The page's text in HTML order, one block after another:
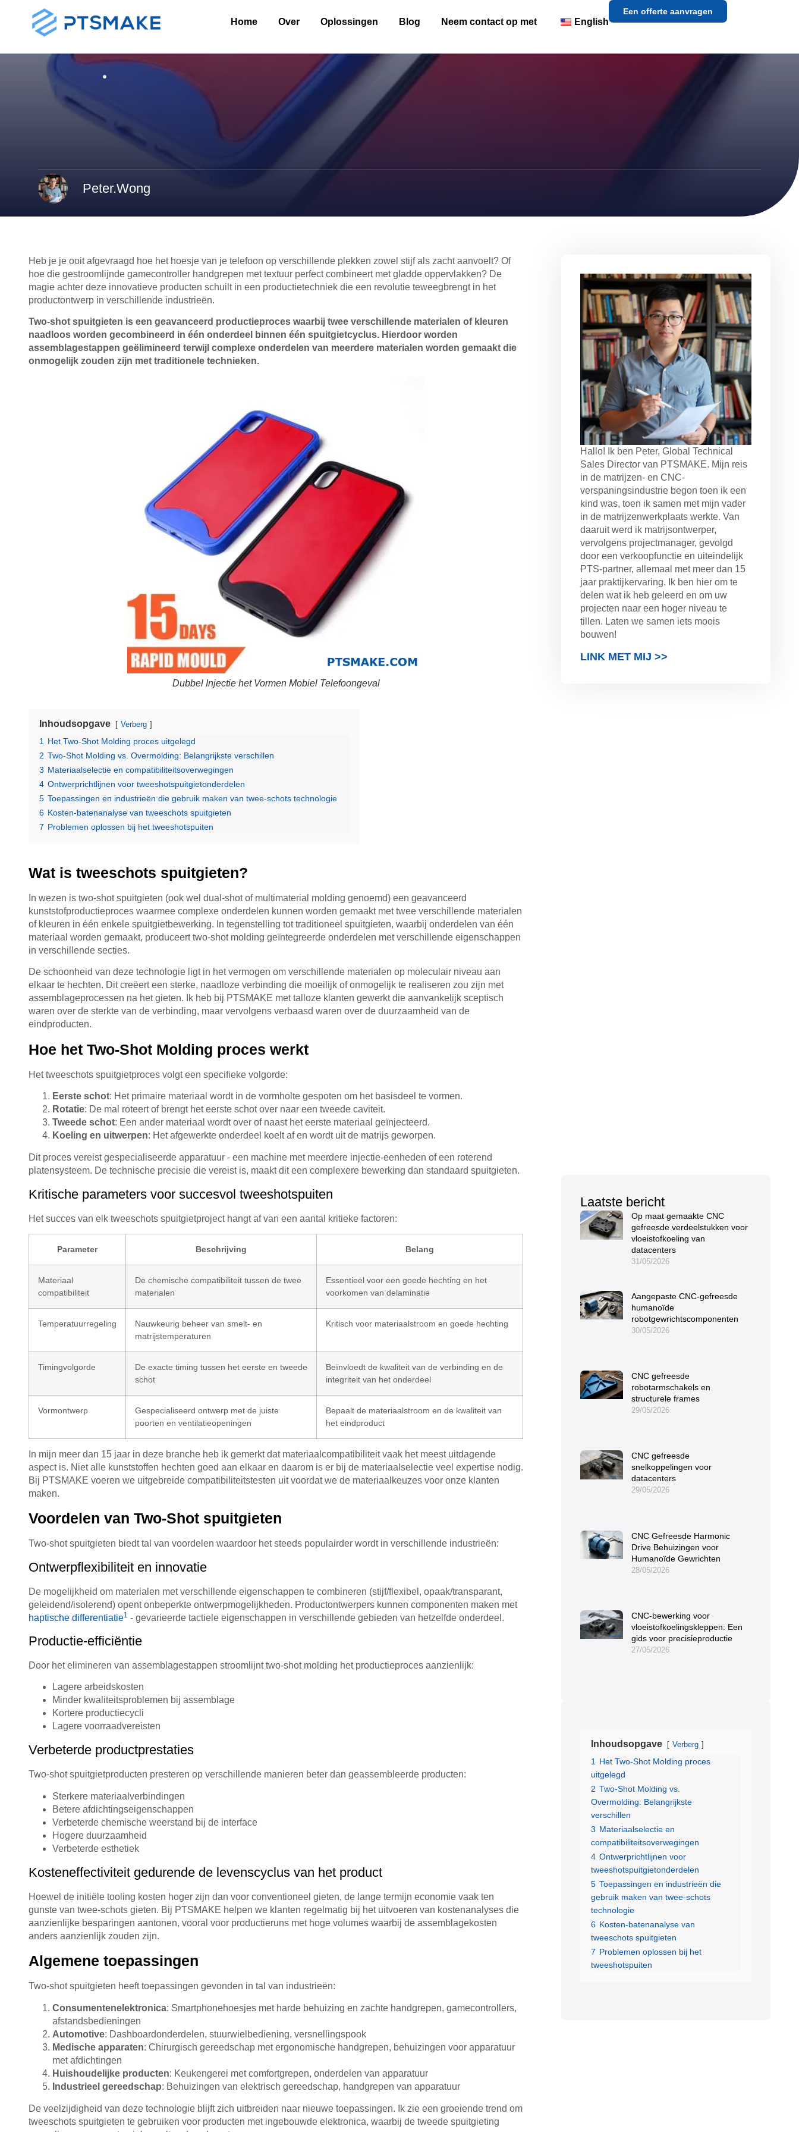
Home Over Oplossingen Blog Neem contact op met English
Een offerte aanvragen
Peter.Wong
Heb je je ooit afgevraagd hoe het hoesje van je telefoon op verschillende plekken zowel stijf als zacht aanvoelt? Of
hoe die gestroomlijnde gamecontroller handgrepen met textuur perfect combineert met gladde oppervlakken? De
magie achter deze innovatieve producten schuilt in een productietechniek die een revolutie teweegbrengt in het
productontwerp in verschillende industrieën.
Two-shot spuitgieten is een geavanceerd productieproces waarbij twee verschillende materialen of kleuren
naadloos worden gecombineerd in één onderdeel binnen één spuitgietcyclus. Hierdoor worden
assemblagestappen geëlimineerd terwijl complexe onderdelen van meerdere materialen worden gemaakt die
onmogelijk zouden zijn met traditionele technieken.
Dubbel Injectie het Vormen Mobiel Telefoongeval
Inhoudsopgave Verberg
1
Het Two-Shot Molding proces uitgelegd
2 Two-Shot Molding vs. Overmolding: Belangrijkste verschillen
3 Materiaalselectie en compatibiliteitsoverwegingen
4 Ontwerprichtlijnen voor tweeshotspuitgietonderdelen
5 Toepassingen en industrieën die gebruik maken van twee-schots technologie
6 Kosten-batenanalyse van tweeschots spuitgieten
7 Problemen oplossen bij het tweeshotspuiten
Wat is tweeschots spuitgieten?
In wezen is two-shot spuitgieten (ook wel dual-shot of multimaterial molding genoemd) een geavanceerd
kunststofproductieproces waarmee complexe onderdelen kunnen worden gemaakt met twee verschillende materialen
of kleuren in één enkele spuitgietbewerking. In tegenstelling tot traditioneel spuitgieten, waarbij onderdelen van één
materiaal worden gemaakt, produceert two-shot molding geïntegreerde onderdelen met verschillende eigenschappen
in verschillende secties.
De schoonheid van deze technologie ligt in het vermogen om verschillende materialen op moleculair niveau aan
elkaar te hechten. Dit creëert een sterke, naadloze verbinding die moeilijk of onmogelijk te realiseren zou zijn met
assemblageprocessen na het gieten. Ik heb bij PTSMAKE met talloze klanten gewerkt die aanvankelijk sceptisch
waren over de sterkte van de verbinding, maar vervolgens verbaasd waren over de duurzaamheid van de
eindproducten.
Hoe het Two-Shot Molding proces werkt
Het tweeschots spuitgietproces volgt een specifieke volgorde:
Eerste schot: Het primaire materiaal wordt in de vormholte gespoten om het basisdeel te vormen.
Rotatie: De mal roteert of brengt het eerste schot over naar een tweede caviteit.
Tweede schot: Een ander materiaal wordt over of naast het eerste materiaal geïnjecteerd.
Koeling en uitwerpen: Het afgewerkte onderdeel koelt af en wordt uit de matrijs geworpen.
Dit proces vereist gespecialiseerde apparatuur - een machine met meerdere injectie-eenheden of een roterend
platensysteem. De technische precisie die vereist is, maakt dit een complexere bewerking dan standaard spuitgieten.
Kritische parameters voor succesvol tweeshotspuiten
Het succes van elk tweeschots spuitgietproject hangt af van een aantal kritieke factoren:
Parameter Beschrijving Belang
Materiaal
compatibiliteit
De chemische compatibiliteit tussen de twee
materialen
Essentieel voor een goede hechting en het
voorkomen van delaminatie
Temperatuurregeling
Nauwkeurig beheer van smelt- en
matrijstemperaturen
Kritisch voor materiaalstroom en goede hechting
Timingvolgorde
De exacte timing tussen het eerste en tweede
schot
Beïnvloedt de kwaliteit van de verbinding en de
integriteit van het onderdeel
Vormontwerp
Gespecialiseerd ontwerp met de juiste
poorten en ventilatieopeningen
Bepaalt de materiaalstroom en de kwaliteit van
het eindproduct
In mijn meer dan 15 jaar in deze branche heb ik gemerkt dat materiaalcompatibiliteit vaak het meest uitdagende
aspect is. Niet alle kunststoffen hechten goed aan elkaar en daarom is er bij de materiaalselectie veel expertise nodig.
Bij PTSMAKE voeren we uitgebreide compatibiliteitstesten uit voordat we de materiaalkeuzes voor onze klanten
maken.
Voordelen van Two-Shot spuitgieten
Two-shot spuitgieten biedt tal van voordelen waardoor het steeds populairder wordt in verschillende industrieën:
Ontwerpflexibiliteit en innovatie
De mogelijkheid om materialen met verschillende eigenschappen te combineren (stijf/flexibel, opaak/transparant,
geleidend/isolerend) opent onbeperkte ontwerpmogelijkheden. Productontwerpers kunnen componenten maken met
haptische differentiatie1 - gevarieerde tactiele eigenschappen in verschillende gebieden van hetzelfde onderdeel.
Productie-efficiëntie
Door het elimineren van assemblagestappen stroomlijnt two-shot molding het productieproces aanzienlijk:
Lagere arbeidskosten
Minder kwaliteitsproblemen bij assemblage
Kortere productiecycli
Lagere voorraadvereisten
Verbeterde productprestaties
Two-shot spuitgietproducten presteren op verschillende manieren beter dan geassembleerde producten:
Sterkere materiaalverbindingen
Betere afdichtingseigenschappen
Verbeterde chemische weerstand bij de interface
Hogere duurzaamheid
Verbeterde esthetiek
Kosteneffectiviteit gedurende de levenscyclus van het product
Hoewel de initiële tooling kosten hoger zijn dan voor conventioneel gieten, de lange termijn economie vaak ten
gunste van twee-schots gieten. Bij PTSMAKE helpen we klanten regelmatig bij het uitvoeren van kostenanalyses die
aanzienlijke besparingen aantonen, vooral voor productieruns met hoge volumes waarbij de assemblagekosten
anders aanzienlijk zouden zijn.
Algemene toepassingen
Two-shot spuitgieten heeft toepassingen gevonden in tal van industrieën:
Consumentenelektronica: Smartphonehoesjes met harde behuizing en zachte handgrepen, gamecontrollers,
afstandsbedieningen
Automotive: Dashboardonderdelen, stuurwielbediening, versnellingspook
Medische apparaten: Chirurgisch gereedschap met ergonomische handgrepen, behuizingen voor apparatuur
met afdichtingen
Huishoudelijke producten: Keukengerei met comfortgrepen, onderdelen van apparatuur
Industrieel gereedschap: Behuizingen van elektrisch gereedschap, handgrepen van apparatuur
De veelzijdigheid van deze technologie blijft zich uitbreiden naar nieuwe toepassingen. Ik zie een groeiende trend om
tweeschots spuitgieten te gebruiken voor producten met ingebouwde elektronica, waarbij de tweede spuitgieting
Hallo! Ik ben Peter, Global Technical
Sales Director van PTSMAKE. Mijn reis
in de matrijzen- en CNC-
verspaningsindustrie begon toen ik een
kind was, toen ik samen met mijn vader
in de matrijzenwerkplaats werkte. Van
daaruit werd ik matrijsontwerper,
vervolgens projectmanager, gevolgd
door een verkoopfunctie en uiteindelijk
PTS-partner, allemaal met meer dan 15
jaar praktijkervaring. Ik ben hier om te
delen wat ik heb geleerd en om uw
projecten naar een hoger niveau te
tillen. Laten we samen iets moois
bouwen!
LINK MET MIJ >>
Laatste bericht
Op maat gemaakte CNC
gefreesde verdeelstukken voor
vloeistofkoeling van
datacenters
31/05/2026
Aangepaste CNC-gefreesde
humanoïde
robotgewrichtscomponenten
30/05/2026
CNC gefreesde
robotarmschakels en
structurele frames
29/05/2026
CNC gefreesde
snelkoppelingen voor
datacenters
29/05/2026
CNC Gefreesde Harmonic
Drive Behuizingen voor
Humanoïde Gewrichten
28/05/2026
CNC-bewerking voor
vloeistofkoelingskleppen: Een
gids voor precisieproductie
27/05/2026
Inhoudsopgave Verberg
1 Het Two-Shot Molding proces
uitgelegd
2 Two-Shot Molding vs.
Overmolding: Belangrijkste
verschillen
3 Materiaalselectie en
compatibiliteitsoverwegingen
4 Ontwerprichtlijnen voor
tweeshotspuitgietonderdelen
5 Toepassingen en industrieën die
gebruik maken van twee-schots
technologie
6 Kosten-batenanalyse van
tweeschots spuitgieten
7 Problemen oplossen bij het
tweeshotspuiten